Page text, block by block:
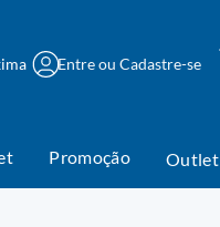
Entre ou Cadastre-se
Promoção Outlet